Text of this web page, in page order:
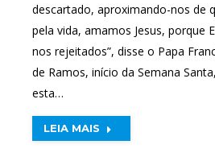
descartado, aproximando-nos de
pela vida, amamos Jesus, porque
nos rejeitados”, disse o Papa
de Ramos, início da Semana
esta…
LEIA MAIS